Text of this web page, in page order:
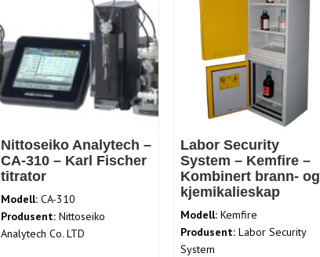
Nittoseiko Analytech –
CA-310 – Karl Fischer
titrator
Modell: CA-310
Produsent: Nittoseiko
Analytech Co. LTD
Labor Security
System – Kemfire –
Kombinert brann- og
kjemikalieskap
Modell: Kemfire
Produsent: Labor Security
System